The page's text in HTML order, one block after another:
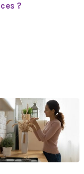
?